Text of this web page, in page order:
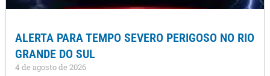
ALERTA PARA TEMPO SEVERO PERIGOSO NO RIO
GRANDE DO SUL
4 de agosto de 2026